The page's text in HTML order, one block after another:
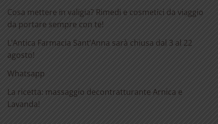
Cosa mettere in valigia? Rimedi e cosmetici da viaggio
da portare sempre con te!
L’Antica Farmacia Sant’Anna sarà chiusa dal 3 al 22
agosto!
Whatsapp
La ricetta: massaggio decontratturante Arnica e
Lavanda!